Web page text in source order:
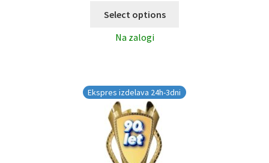
Select options
Na zalogi
Ekspres izdelava 24h-3dni